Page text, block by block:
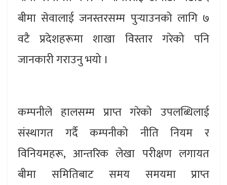
बीमा सेवालाई जनस्तरसम्म पुर्‍याउनको लागि ७
वटै प्रदेशहरूमा शाखा विस्तार गरेको पनि
जानकारी गराउनु भयो ।
कम्पनीले हालसम्म प्राप्त गरेको उपलब्धिलाई
संस्थागत गर्दै कम्पनीको नीति नियम र
विनियमहरू, आन्तरिक लेखा परीक्षण लगायत
बीमा समितिबाट समय समयमा प्राप्त